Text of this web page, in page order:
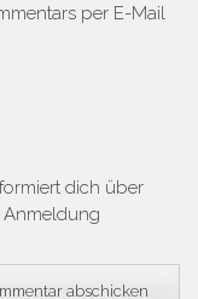
per E-Mail
dich über
Anmeldung